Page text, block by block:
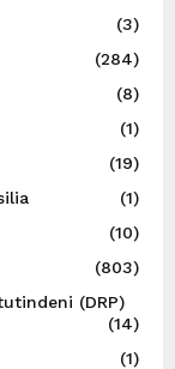
(3)
(284)
(8)
(1)
(19)
(1)
(10)
(803)
(DRP)
(14)
(1)